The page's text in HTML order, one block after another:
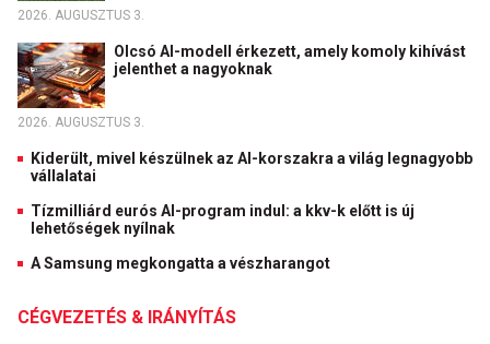
2026. AUGUSZTUS 3.
Olcsó AI-modell érkezett, amely komoly kihívást
jelenthet a nagyoknak
2026. AUGUSZTUS 3.
Kiderült, mivel készülnek az AI-korszakra a világ legnagyobb
vállalatai
Tízmilliárd eurós AI-program indul: a kkv-k előtt is új
lehetőségek nyílnak
A Samsung megkongatta a vészharangot
CÉGVEZETÉS & IRÁNYÍTÁS